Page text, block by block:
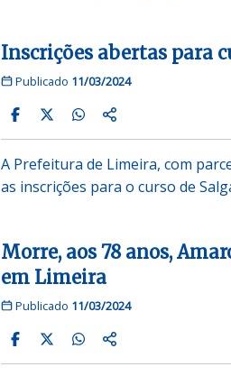
Inscrições abertas para
Publicado 11/03/2024
A Prefeitura de Limeira, com
as inscrições para o curso de
Morre, aos 78 anos,
em Limeira
Publicado 11/03/2024